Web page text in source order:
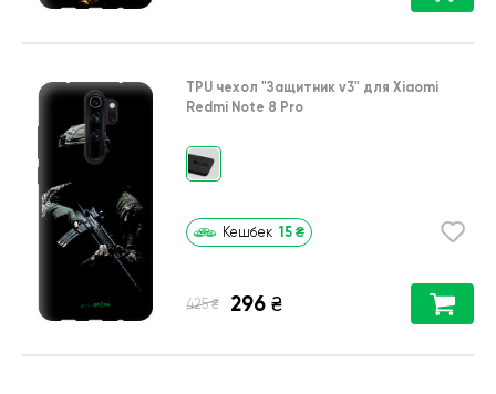
TPU чехол "Защитник v3" для Xiaomi
Redmi Note 8 Pro
Кешбек 15 ₴
425 ₴ 296 ₴